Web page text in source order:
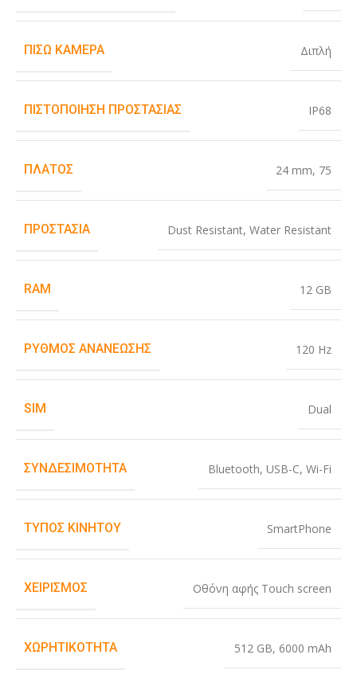
ΠΊΣΩ ΚΆΜΕΡΑ Διπλή
ΠΙΣΤΟΠΟΊΗΣΗ ΠΡΟΣΤΑΣΊΑΣ IP68
ΠΛΆΤΟΣ 24 mm, 75
ΠΡΟΣΤΑΣΊΑ Dust Resistant, Water Resistant
RAM 12 GB
ΡΥΘΜΌΣ ΑΝΑΝΈΩΣΗΣ 120 Hz
SIM Dual
ΣΥΝΔΕΣΙΜΌΤΗΤΑ Bluetooth, USB-C, Wi-Fi
ΤΎΠΟΣ ΚΙΝΗΤΟΎ SmartPhone
ΧΕΙΡΙΣΜΌΣ Οθόνη αφής Touch screen
ΧΩΡΗΤΙΚΌΤΗΤΑ 512 GB, 6000 mAh